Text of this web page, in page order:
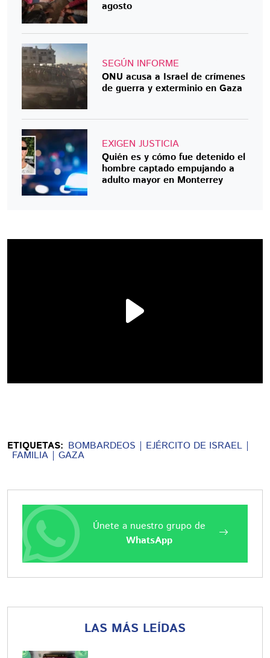
agosto
SEGÚN INFORME
ONU acusa a Israel de crímenes
de guerra y exterminio en Gaza
EXIGEN JUSTICIA
Quién es y cómo fue detenido el
hombre captado empujando a
adulto mayor en Monterrey
ETIQUETAS: BOMBARDEOS EJÉRCITO DE ISRAEL
FAMILIA GAZA
Únete a nuestro grupo de
WhatsApp
LAS MÁS LEÍDAS